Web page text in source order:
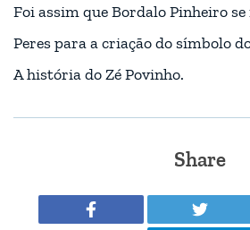
Foi assim que Bordalo Pinheiro
Peres para a criação do símbolo
A história do Zé Povinho.
Share